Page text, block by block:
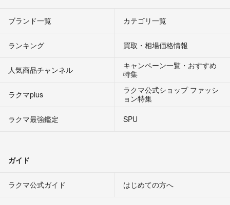
ブランド一覧 カテゴリ一覧
ランキング 買取・相場価格情報
人気商品チャンネル
キャンペーン一覧・おすすめ
特集
ラクマplus
ラクマ公式ショップ ファッシ
ョン特集
ラクマ最強鑑定
SPU
ガイド
ラクマ公式ガイド はじめての方へ